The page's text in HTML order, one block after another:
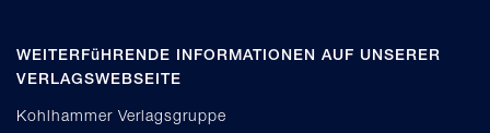
WEITERFüHRENDE INFORMATIONEN AUF UNSERER
VERLAGSWEBSEITE
Kohlhammer Verlagsgruppe